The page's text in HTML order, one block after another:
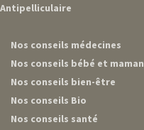
Antipelliculaire
Nos conseils médecines
Nos conseils bébé et maman
Nos conseils bien-être
Nos conseils Bio
Nos conseils santé